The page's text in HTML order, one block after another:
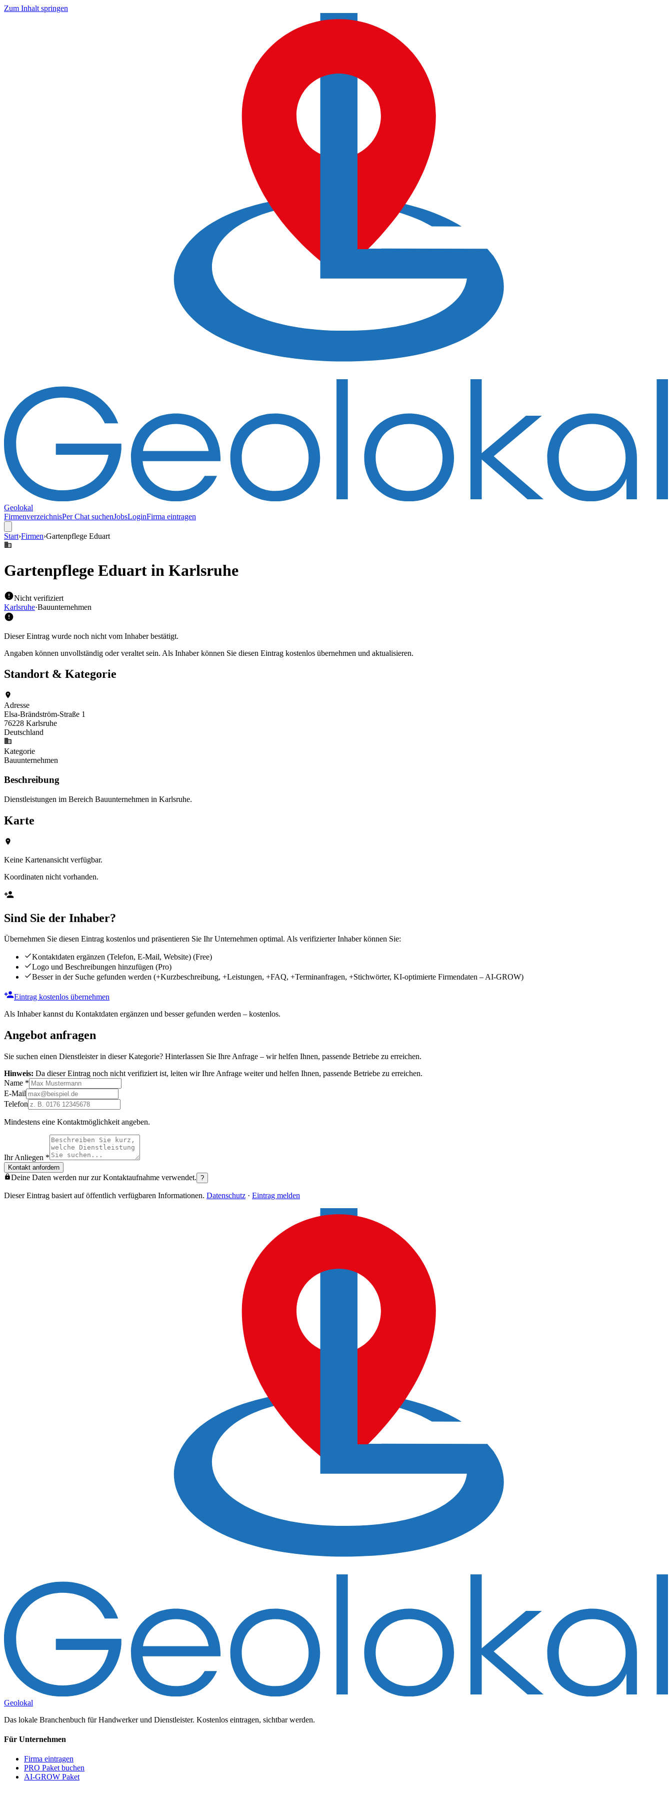
Zum Inhalt springen
Geolokal
FirmenverzeichnisPer Chat suchenJobsLoginFirma eintragen
Start›Firmen›Gartenpflege Eduart
Gartenpflege Eduart in Karlsruhe
Nicht verifiziert
Karlsruhe·Bauunternehmen
Dieser Eintrag wurde noch nicht vom Inhaber bestätigt.
Angaben können unvollständig oder veraltet sein. Als Inhaber können Sie diesen Eintrag kostenlos übernehmen und aktualisieren.
Standort & Kategorie
Adresse
Elsa-Brändström-Straße 1
76228 Karlsruhe
Deutschland
Kategorie
Bauunternehmen
Beschreibung
Dienstleistungen im Bereich Bauunternehmen in Karlsruhe.
Karte
Keine Kartenansicht verfügbar.
Koordinaten nicht vorhanden.
Sind Sie der Inhaber?
Übernehmen Sie diesen Eintrag kostenlos und präsentieren Sie Ihr Unternehmen optimal. Als verifizierter Inhaber können Sie:
Kontaktdaten ergänzen (Telefon, E-Mail, Website) (Free)
Logo und Beschreibungen hinzufügen (Pro)
Besser in der Suche gefunden werden (+Kurzbeschreibung, +Leistungen, +FAQ, +Terminanfragen, +Stichwörter, KI-optimierte Firmendaten – AI-GROW)
Eintrag kostenlos übernehmen
Als Inhaber kannst du Kontaktdaten ergänzen und besser gefunden werden – kostenlos.
Angebot anfragen
Sie suchen einen Dienstleister in dieser Kategorie? Hinterlassen Sie Ihre Anfrage – wir helfen Ihnen, passende Betriebe zu erreichen.
Hinweis: Da dieser Eintrag noch nicht verifiziert ist, leiten wir Ihre Anfrage weiter und helfen Ihnen, passende Betriebe zu erreichen.
Name *
E-Mail
Telefon
Mindestens eine Kontaktmöglichkeit angeben.
Ihr Anliegen *
Kontakt anfordern
Deine Daten werden nur zur Kontaktaufnahme verwendet. ?
Dieser Eintrag basiert auf öffentlich verfügbaren Informationen. Datenschutz · Eintrag melden
Geolokal
Das lokale Branchenbuch für Handwerker und Dienstleister. Kostenlos eintragen, sichtbar werden.
Für Unternehmen
Firma eintragen
PRO Paket buchen
AI-GROW Paket